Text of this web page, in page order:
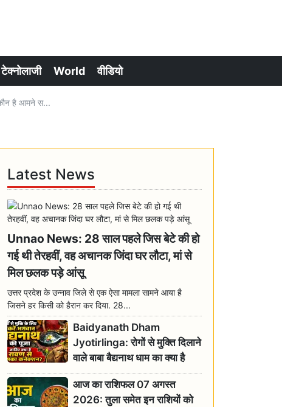
टेक्नोलाजी World वीडियो
है आमने स...
Latest News
Unnao News: 28 साल पहले जिस बेटे की हो
गई थी तेरहवीं, वह अचानक जिंदा घर लौटा, मां से
मिल छलक पड़े आंसू
उत्तर प्रदेश के उन्नाव जिले से एक ऐसा मामला सामने आया है
जिसने हर किसी को हैरान कर दिया. 28...
Baidyanath Dham
Jyotirlinga: रोगों से मुक्ति दिलाने
वाले बाबा बैद्यनाथ धाम का क्या है
रावण से संबंध? जानिए ज्योतिर्लिंग की
महिमा
आज का राशिफल 07 अगस्त
2026: तुला समेत इन राशियों को